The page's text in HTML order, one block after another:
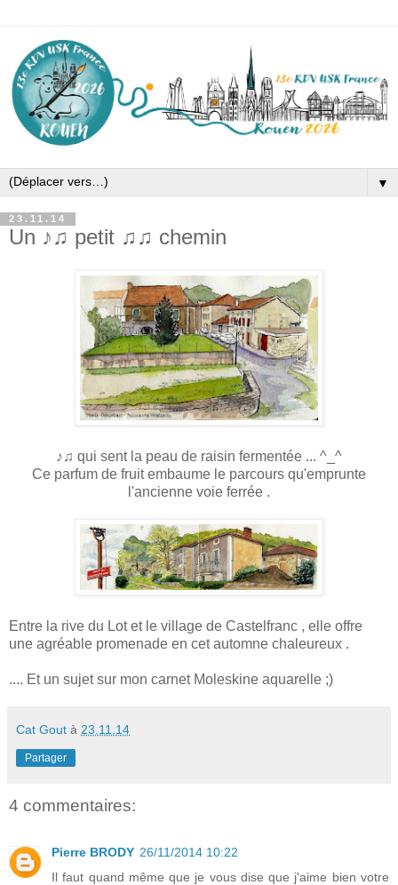
▼
23.11.14
Un ♪♫ petit ♫♫ chemin
♪♫ qui sent la peau de raisin fermentée ... ^_^
Ce parfum de fruit embaume le parcours qu'emprunte
l'ancienne voie ferrée .
Entre la rive du Lot et le village de Castelfranc , elle offre
une agréable promenade en cet automne chaleureux .
.... Et un sujet sur mon carnet Moleskine aquarelle ;)
Cat Gout à 23.11.14
Partager
4 commentaires:
Pierre BRODY 26/11/2014 10:22
Il faut quand même que je vous dise que j'aime bien votre